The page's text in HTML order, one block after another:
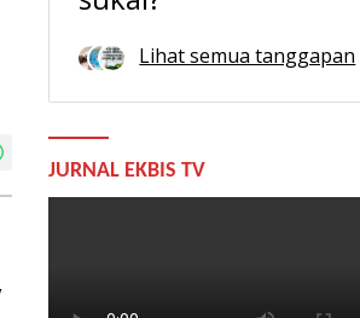
Lihat semua tanggapan
JURNAL EKBIS TV